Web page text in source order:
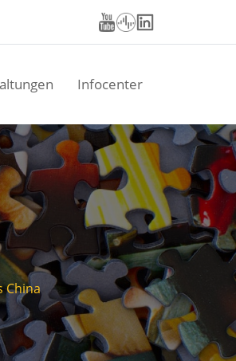
Infocenter
China